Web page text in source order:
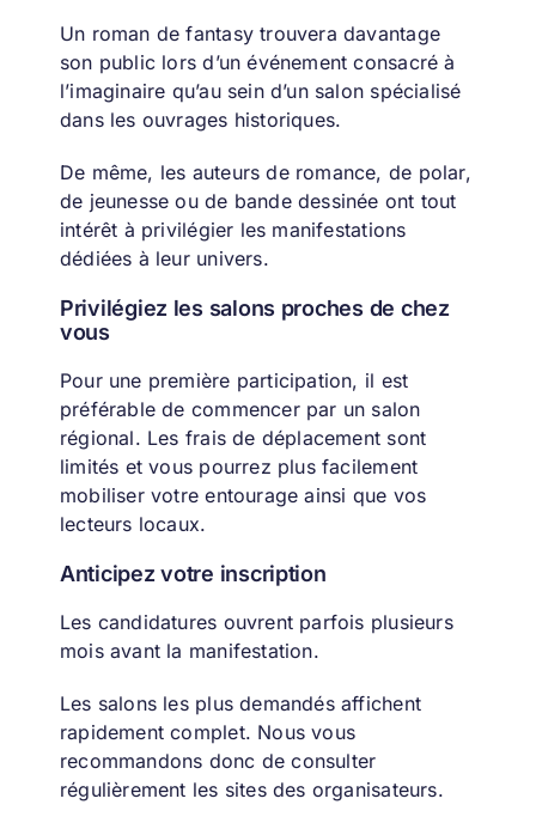
Un roman de fantasy trouvera davantage
son public lors d’un événement consacré à
l’imaginaire qu’au sein d’un salon spécialisé
dans les ouvrages historiques.
De même, les auteurs de romance, de polar,
de jeunesse ou de bande dessinée ont tout
intérêt à privilégier les manifestations
dédiées à leur univers.
Privilégiez les salons proches de chez
vous
Pour une première participation, il est
préférable de commencer par un salon
régional. Les frais de déplacement sont
limités et vous pourrez plus facilement
mobiliser votre entourage ainsi que vos
lecteurs locaux.
Anticipez votre inscription
Les candidatures ouvrent parfois plusieurs
mois avant la manifestation.
Les salons les plus demandés affichent
rapidement complet. Nous vous
recommandons donc de consulter
régulièrement les sites des organisateurs.